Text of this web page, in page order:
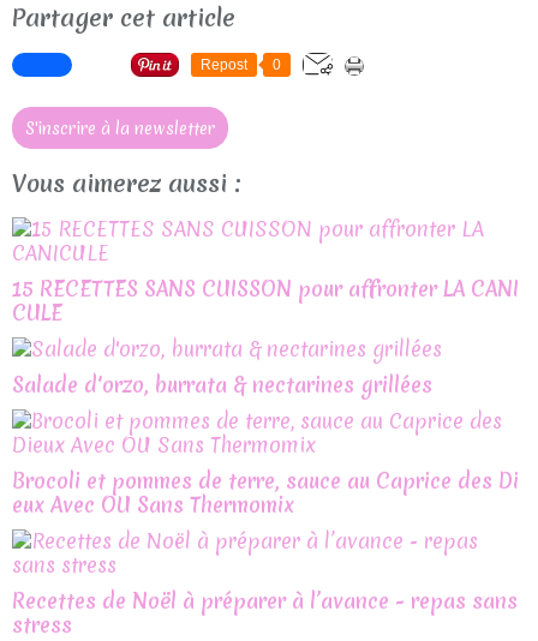
Partager cet article
Repost 0
S'inscrire à la newsletter
Vous aimerez aussi :
15 RECETTES SANS CUISSON pour affronter LA CANI
CULE
Salade d'orzo, burrata & nectarines grillées
Brocoli et pommes de terre, sauce au Caprice des Di
eux Avec OU Sans Thermomix
Recettes de Noël à préparer à l’avance - repas sans
stress